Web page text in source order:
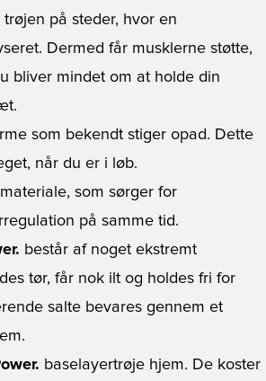
på steder, hvor en
Dermed får musklerne støtte,
bliver mindet om at holde din
som bekendt stiger opad. Dette
når du er i løb.
som sørger for
på samme tid.
består af noget ekstremt
tør, får nok ilt og holdes fri for
salte bevares gennem et
baselayertrøje hjem. De koster